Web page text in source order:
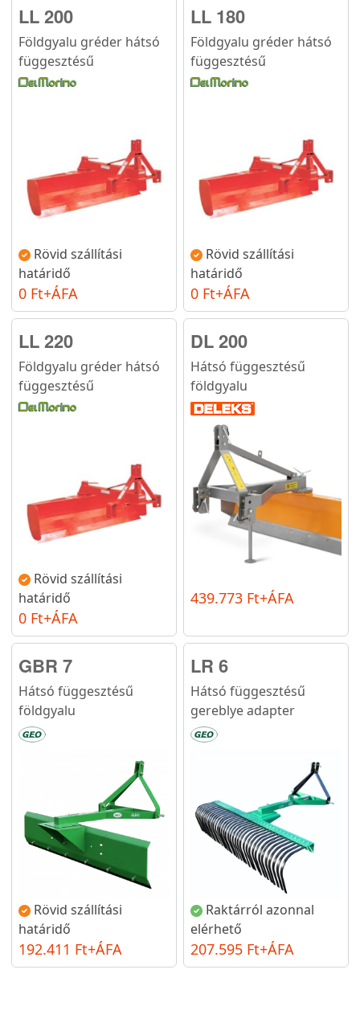
LL 200
Földgyalu gréder hátsó
függesztésű
Rövid szállítási
határidő
0 Ft+ÁFA
LL 180
Földgyalu gréder hátsó
függesztésű
Rövid szállítási
határidő
0 Ft+ÁFA
LL 220
Földgyalu gréder hátsó
függesztésű
Rövid szállítási
határidő
0 Ft+ÁFA
DL 200
Hátsó függesztésű
földgyalu
439.773 Ft+ÁFA
GBR 7
Hátsó függesztésű
földgyalu
Rövid szállítási
határidő
192.411 Ft+ÁFA
LR 6
Hátsó függesztésű
gereblye adapter
Raktárról azonnal
elérhető
207.595 Ft+ÁFA